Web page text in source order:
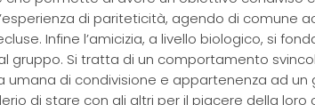
di pariteticità, agendo di comune
Infine l’amicizia, a livello biologico, si
gruppo. Si tratta di un comportamento
di condivisione e appartenenza ad un
di stare con gli altri per il piacere della loro